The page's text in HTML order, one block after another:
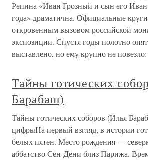
Репина «Иван Грозный и сын его Иван
года» драматична. Официальные
откровенным вызовом российской
экспозиции. Спустя годы полотно
выставлено, но ему крупно не повезло:
Тайны готических
Барабаш)
Тайны готических соборов (Илья
цифрыНа первый взгляд, в истории
белых пятен. Место рождения —
аббатство Сен-Дени близ Парижа.